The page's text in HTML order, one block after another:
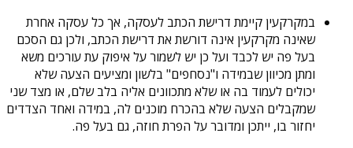
במקרקעין קיימת דרישת הכתב לעסקה, אך כל עסקה אחרת
שאינה מקרקעין אינה דורשת את דרישת הכתב, ולכן גם הסכם
בעל פה יש לכבד ועל כן יש לשמור על איפוק עת עורכים משא
ומתן מכיוון שבמידה ו"נסחפים" בלשון ומציעים הצעה שלא
יכולים לעמוד בה או שלא מתכוונים אליה בלב שלם, או מצד שני
שמקבלים הצעה שלא בהכרח מוכנים לה, במידה ואחד הצדדים
יחזור בו, ייתכן ומדובר על הפרת חוזה, גם בעל פה.